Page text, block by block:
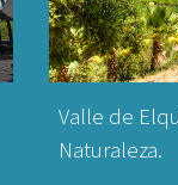
Valle de
Naturaleza.